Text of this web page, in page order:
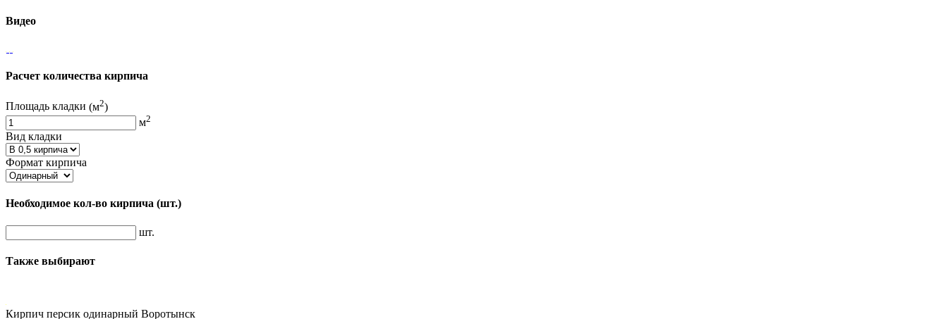
Видео
Расчет количества кирпича
Площадь кладки (м2)
м2
Вид кладки
Формат кирпича
Необходимое кол-во кирпича (шт.)
шт.
Также выбирают
Кирпич персик одинарный Воротынск